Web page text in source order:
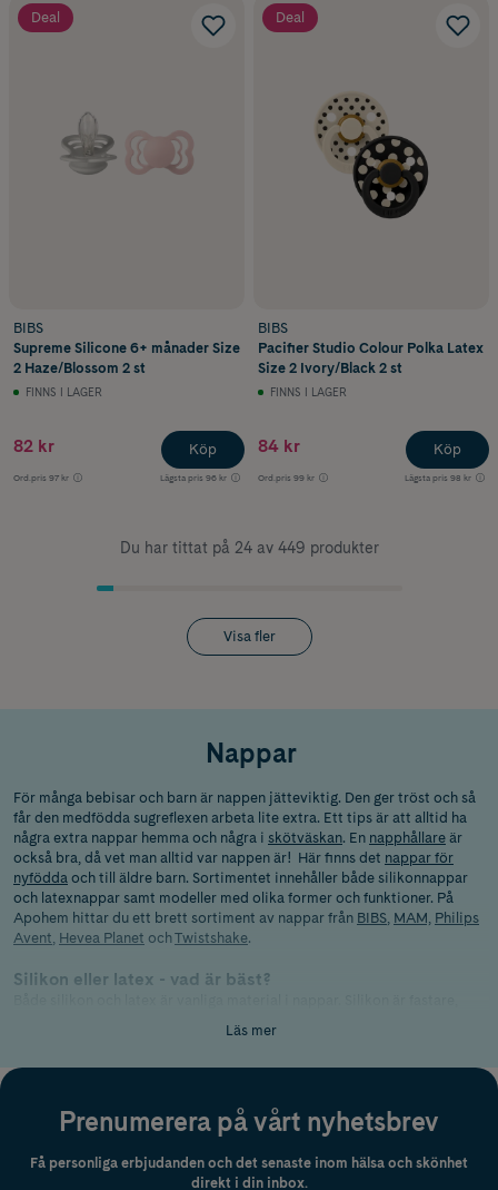
Deal
BIBS
Supreme Silicone 6+ månader Size
2 Haze/Blossom 2 st
FINNS I LAGER
82 kr
Ord.pris 97 kr Lägsta pris 96 kr
Köp
Deal
BIBS
Pacifier Studio Colour Polka Latex
Size 2 Ivory/Black 2 st
FINNS I LAGER
84 kr
Ord.pris 99 kr Lägsta pris 98 kr
Köp
Du har tittat på 24 av 449 produkter
Visa fler
Nappar
För många bebisar och barn är nappen jätteviktig. Den ger tröst och så
får den medfödda sugreflexen arbeta lite extra. Ett tips är att alltid ha
några extra nappar hemma och några i skötväskan. En napphållare är
också bra, då vet man alltid var nappen är! Här finns det nappar för
nyfödda och till äldre barn. Sortimentet innehåller både silikonnappar
och latexnappar samt modeller med olika former och funktioner. På
Apohem hittar du ett brett sortiment av nappar från BIBS MAM, Philips
Avent Hevea Planet ochTwistshake.
Silikon eller latex - vad är bäst?
mjukare och mer elastiskt, vilket vissa bebisar tycker om.
Fastare och
Lätt att rengöra och håller formen väl
Läs mer
Prenumerera på vårt nyhetsbrev
Få personliga erbjudanden och det senaste inom hälsa och skönhet
direkt i din inbox.